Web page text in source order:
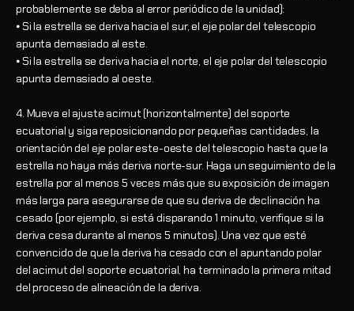
probablemente se deba al error periódico de la unidad):
⦁ Si la estrella se deriva hacia el sur, el eje polar del telescopio
apunta demasiado al este.
⦁ Si la estrella se deriva hacia el norte, el eje polar del telescopio
apunta demasiado al oeste.
4. Mueva el ajuste acimut (horizontalmente) del soporte
ecuatorial y siga reposicionando por pequeñas cantidades, la
orientación del eje polar este-oeste del telescopio hasta que la
estrella no haya más deriva norte-sur. Haga un seguimiento de la
estrella por al menos 5 veces más que su exposición de imagen
más larga para asegurarse de que su deriva de declinación ha
cesado (por ejemplo, si está disparando 1 minuto, verifique si la
deriva cesa durante al menos 5 minutos). Una vez que esté
convencido de que la deriva ha cesado con el apuntando polar
del acimut del soporte ecuatorial, ha terminado la primera mitad
del proceso de alineación de la deriva.